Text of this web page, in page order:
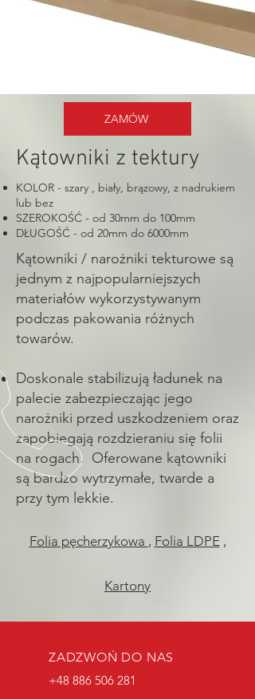
ZAMÓW
Kątowniki z tektury
KOLOR - szary , biały, brązowy, z nadrukiem
lub bez
SZEROKOŚĆ - od 30mm do 100mm
DŁUGOŚĆ - od 20mm do 6000mm
Kątowniki / narożniki tekturowe są
jednym z najpopularniejszych
materiałów wykorzystywanym
podczas pakowania różnych
towarów.
Doskonale stabilizują ładunek na
palecie zabezpieczając jego
narożniki przed uszkodzeniem oraz
zapobiegają rozdzieraniu się folii
na rogach. Oferowane kątowniki
są bardzo wytrzymałe, twarde a
przy tym lekkie.
Folia pęcherzykowa , Folia LDPE ,
Kartony
ZADZWOŃ DO NAS
+48 886 506 281